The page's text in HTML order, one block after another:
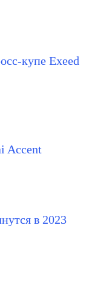
купе Exeed
Accent
в 2023